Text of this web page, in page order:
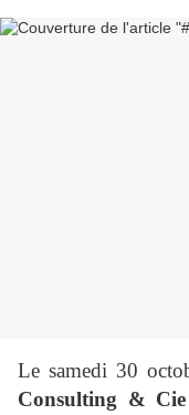
Le samedi 30
Consulting & Cie